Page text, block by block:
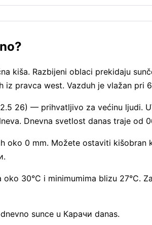
kiša. Razbijeni oblaci prekidaju
pravca west. Vazduh je vlažan pri
26) — prihvatljivo za većinu ljudi.
Dnevna svetlost danas traje od
oko 0 mm. Možete ostaviti
30°C i minimumima blizu 27°C.
sunce u Карачи danas.